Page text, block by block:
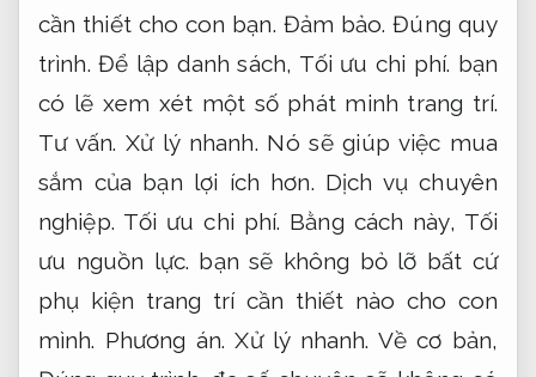
cần thiết cho con bạn. Đảm bảo. Đúng quy
trình. Để lập danh sách, Tối ưu chi phí. bạn
có lẽ xem xét một số phát minh trang trí.
Tư vấn. Xử lý nhanh. Nó sẽ giúp việc mua
sắm của bạn lợi ích hơn. Dịch vụ chuyên
nghiệp. Tối ưu chi phí. Bằng cách này, Tối
ưu nguồn lực. bạn sẽ không bỏ lỡ bất cứ
phụ kiện trang trí cần thiết nào cho con
mình. Phương án. Xử lý nhanh. Về cơ bản,